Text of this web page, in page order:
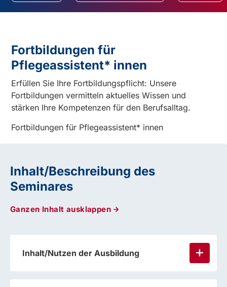
Fortbildungen für
Pflegeassistent* innen
Erfüllen Sie Ihre Fortbildungspflicht: Unsere
Fortbildungen vermitteln aktuelles Wissen und
stärken Ihre Kompetenzen für den Berufsalltag.
Fortbildungen für Pflegeassistent* innen
Inhalt/Beschreibung des
Seminares
Ganzen Inhalt ausklappen
Inhalt/Nutzen der Ausbildung